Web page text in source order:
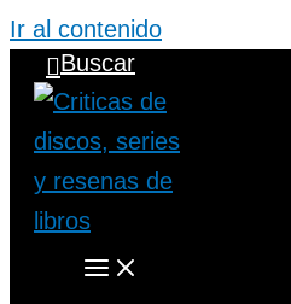
Ir al contenido
Buscar